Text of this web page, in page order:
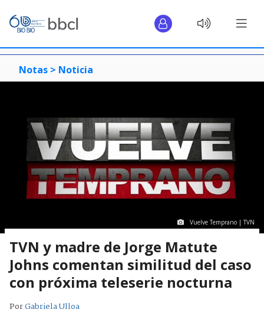
Notas > Noticia
Vuelve Temprano | TVN
TVN y madre de Jorge Matute
Johns comentan similitud del caso
con próxima teleserie nocturna